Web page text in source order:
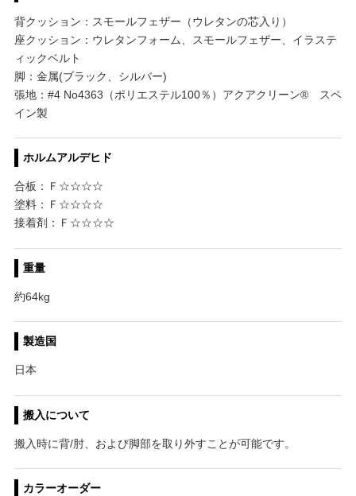
背クッション：スモールフェザー（ウレタンの芯入り）
座クッション：ウレタンフォーム、スモールフェザー、イラステ
ィックベルト
脚：金属(ブラック、シルバー)
張地：#4 No4363（ポリエステル100％）アクアクリーン® スペ
イン製
ホルムアルデヒド
合板：Ｆ☆☆☆☆
塗料：Ｆ☆☆☆☆
接着剤：Ｆ☆☆☆☆
重量
約64kg
製造国
日本
搬入について
搬入時に背/肘、および脚部を取り外すことが可能です。
カラーオーダー